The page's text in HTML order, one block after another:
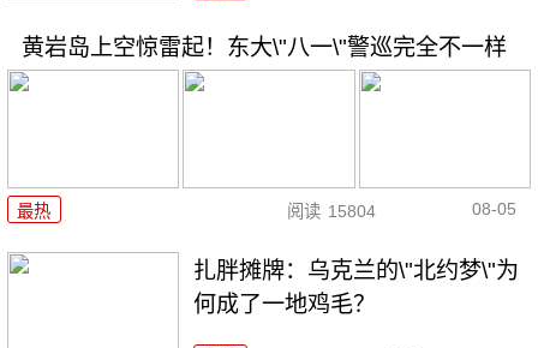
黄岩岛上空惊雷起！东大\"八一\"警巡完全不一样
最热 阅读 15804 08-05
扎胖摊牌：乌克兰的\"北约梦\"为
何成了一地鸡毛？